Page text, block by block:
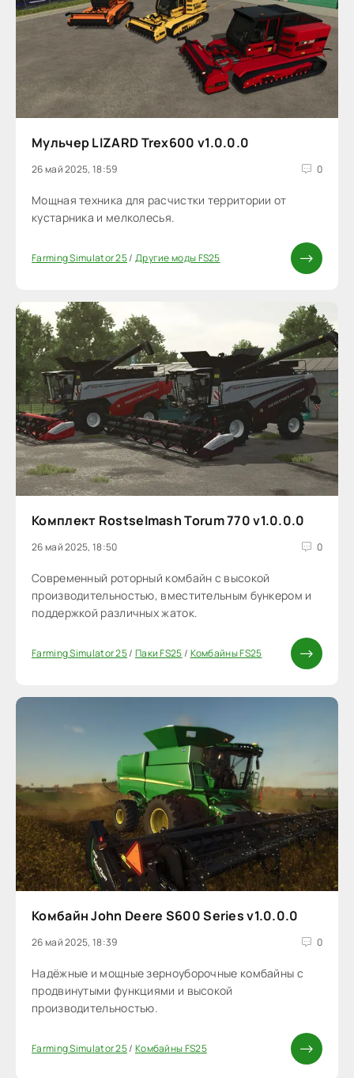
Мульчер LIZARD Trex600 v1.0.0.0
26 май 2025, 18:59 0
Мощная техника для расчистки территории от
кустарника и мелколесья.
Farming Simulator 25/ Другие моды FS25
Комплект Rostselmash Torum 770 v1.0.0.0
26 май 2025, 18:50 0
Современный роторный комбайн с высокой
производительностью, вместительным бункером и
поддержкой различных жаток.
Farming Simulator 25/ Паки FS25/ Комбайны FS25
Комбайн John Deere S600 Series v1.0.0.0
26 май 2025, 18:39 0
Надёжные и мощные зерноуборочные комбайны с
продвинутыми функциями и высокой
производительностью.
Farming Simulator 25/ Комбайны FS25